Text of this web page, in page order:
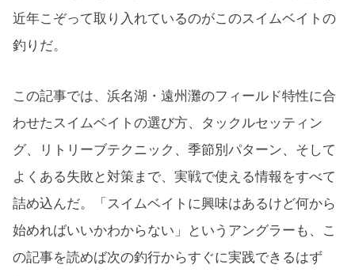
近年こぞって取り入れているのがこのスイムベイトの
釣りだ。
この記事では、浜名湖・遠州灘のフィールド特性に合
わせたスイムベイトの選び方、タックルセッティン
グ、リトリーブテクニック、季節別パターン、そして
よくある失敗と対策まで、実戦で使える情報をすべて
詰め込んだ。「スイムベイトに興味はあるけど何から
始めればいいかわからない」というアングラーも、こ
の記事を読めば次の釣行からすぐに実践できるはず